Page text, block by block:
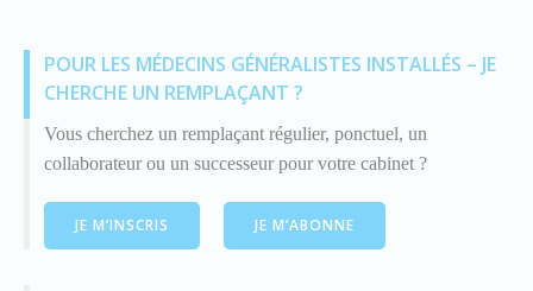
POUR LES MÉDECINS GÉNÉRALISTES INSTALLÉS – JE
CHERCHE UN REMPLAÇANT ?
Vous cherchez un remplaçant régulier, ponctuel, un
collaborateur ou un successeur pour votre cabinet ?
JE M’INSCRIS JE M’ABONNE